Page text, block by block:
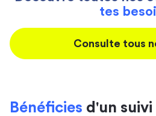
tes
Consulte tous
Bénéficies d'un